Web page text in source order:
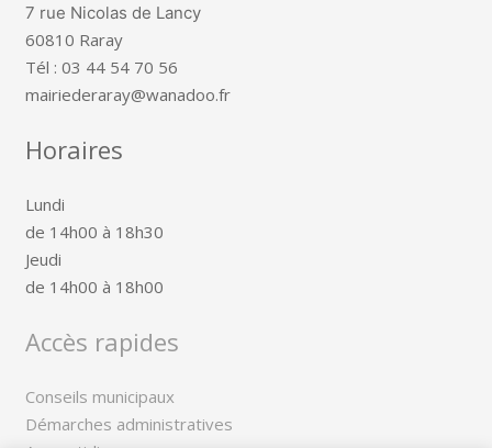
7 rue Nicolas de Lancy
60810 Raray
Tél : 03 44 54 70 56
mairiederaray@wanadoo.fr
Horaires
Lundi
de 14h00 à 18h30
Jeudi
de 14h00 à 18h00
Accès rapides
Conseils municipaux
Démarches administratives